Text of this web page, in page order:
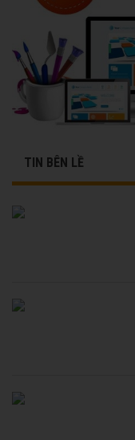
TIN BÊN LỀ